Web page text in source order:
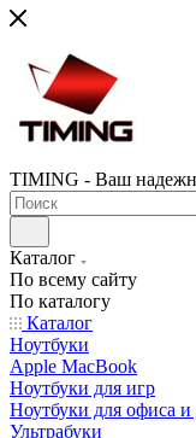
TIMING - Ваш
Каталог
По всему сайту
По каталогу
Каталог
Ноутбуки
Apple MacBook
Ноутбуки для игр
Ноутбуки для офиса и
Ультрабуки